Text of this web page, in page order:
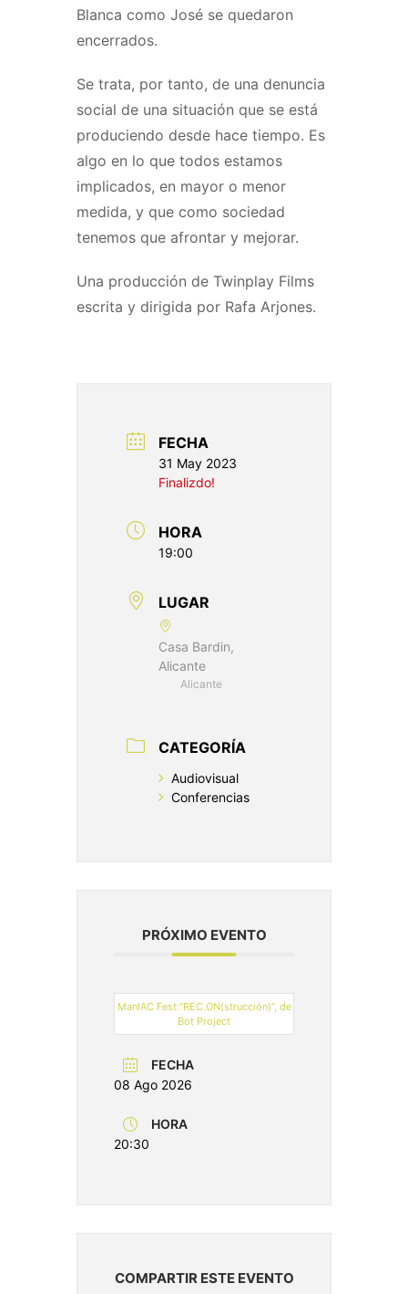
Blanca como José se quedaron
encerrados.
Se trata, por tanto, de una denuncia
social de una situación que se está
produciendo desde hace tiempo. Es
algo en lo que todos estamos
implicados, en mayor o menor
medida, y que como sociedad
tenemos que afrontar y mejorar.
Una producción de Twinplay Films
escrita y dirigida por Rafa Arjones.
FECHA
31 May 2023
Finalizdo!
HORA
19:00
LUGAR
Casa Bardin,
Alicante
Alicante
CATEGORÍA
Audiovisual
Conferencias
PRÓXIMO EVENTO
ManIAC Fest:“REC.ON(strucción)”, de
Bot Project
FECHA
08 Ago 2026
HORA
20:30
COMPARTIR ESTE EVENTO